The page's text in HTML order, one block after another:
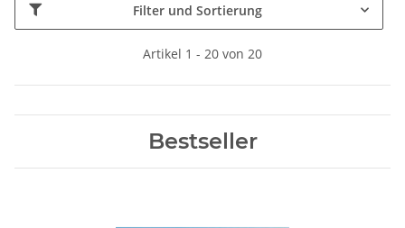
Filter und Sortierung
Artikel 1 - 20 von 20
Bestseller